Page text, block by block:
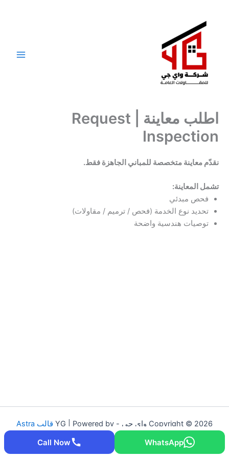
المحتوى
اطلب معاينة | Request
Inspection
نقدّم معاينة متخصصة للمباني الجاهزة فقط.
تشمل المعاينة:
فحص مبدئي
تحديد نوع الخدمة (فحص / ترميم / مقاولات)
توصيات هندسية واضحة
Copyright © 2026 واي جي - YG | Powered by
قالب Astra
للووردبريس
WhatsApp
Call Now